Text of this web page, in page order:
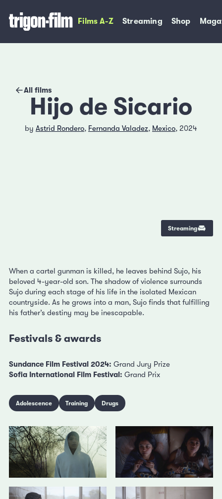
Films A-Z Streaming Shop
All films
Hijo de Sicario
by Astrid Rondero, Fernanda Valadez, Mexico, 2024
Streaming
When a cartel gunman is killed, he leaves behind Sujo, his
beloved 4-year-old son. The shadow of violence surrounds
Sujo during each stage of his life in the isolated Mexican
countryside. As he grows into a man, Sujo finds that fulfilling
his father’s destiny may be inescapable.
Festivals & awards
Sundance Film Festival 2024: Grand Jury Prize
Sofia International Film Festival: Grand Prix
Adolescence Training Drugs